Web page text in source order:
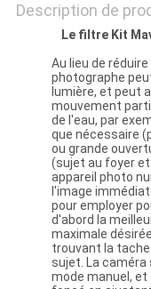
Description de
Le filtre Kit
Au lieu de
photographe
lumière, et peut
mouvement
de l'eau, par
que nécessaire
ou grande
(sujet au foyer
appareil photo
l'image
pour employer
d'abord la
maximale
trouvant la
sujet. La caméra
mode manuel, et